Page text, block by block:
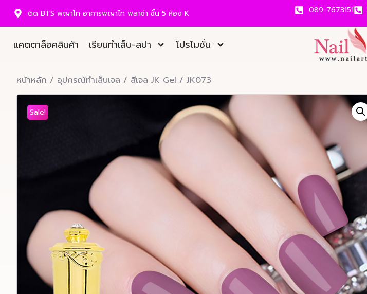
ติด BTS พญาไท อาคารพญาไท พลาซ่า ชั้น 5 ห้อง K 089-7673151
แคตตาล็อคสินค้า เรียนทำเล็บ-สปา โปรโมชั่น
หน้าหลัก / อุปกรณ์ทำเล็บเจล / สีเจล JK Gel / JK073
Sale!